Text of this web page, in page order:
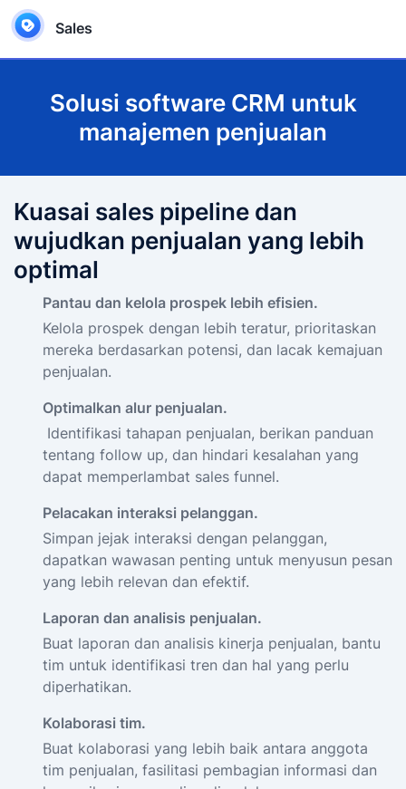
Sales
Solusi software CRM untuk
manajemen penjualan
Kuasai sales pipeline dan
wujudkan penjualan yang lebih
optimal
Pantau dan kelola prospek lebih efisien.
Kelola prospek dengan lebih teratur, prioritaskan
mereka berdasarkan potensi, dan lacak kemajuan
penjualan.
Optimalkan alur penjualan.
Identifikasi tahapan penjualan, berikan panduan
tentang follow up, dan hindari kesalahan yang
dapat memperlambat sales funnel.
Pelacakan interaksi pelanggan.
Simpan jejak interaksi dengan pelanggan,
dapatkan wawasan penting untuk menyusun pesan
yang lebih relevan dan efektif.
Laporan dan analisis penjualan.
Buat laporan dan analisis kinerja penjualan, bantu
tim untuk identifikasi tren dan hal yang perlu
diperhatikan.
Kolaborasi tim.
Buat kolaborasi yang lebih baik antara anggota
tim penjualan, fasilitasi pembagian informasi dan